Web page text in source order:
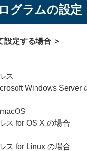
グラムの設定
設定する場合 ＞
ス
Windows Server
ス for OS X の場合
ス for Linux の場合